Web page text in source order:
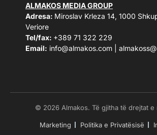
ALMAKOS MEDIA GROUP
Adresa: Miroslav Krleza 14, 1000
Veriore
Tel/fax: +389 71 322 229
Email: info@almakos.com
© 2026 Almakos. Të gjitha të drejtat e
Marketing Politika e Privatësisë